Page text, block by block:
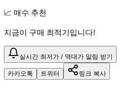
📈 매수 추천
지금이 구매 최적기입니다!
실시간 최저가 / 역대가 알림 받기
카카오톡 트위터 링크 복사